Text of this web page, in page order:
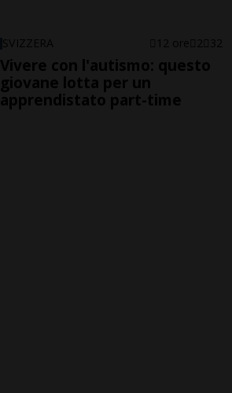
SVIZZERA 12 ore 2 32
Vivere con l'autismo: questo
giovane lotta per un
apprendistato part-time